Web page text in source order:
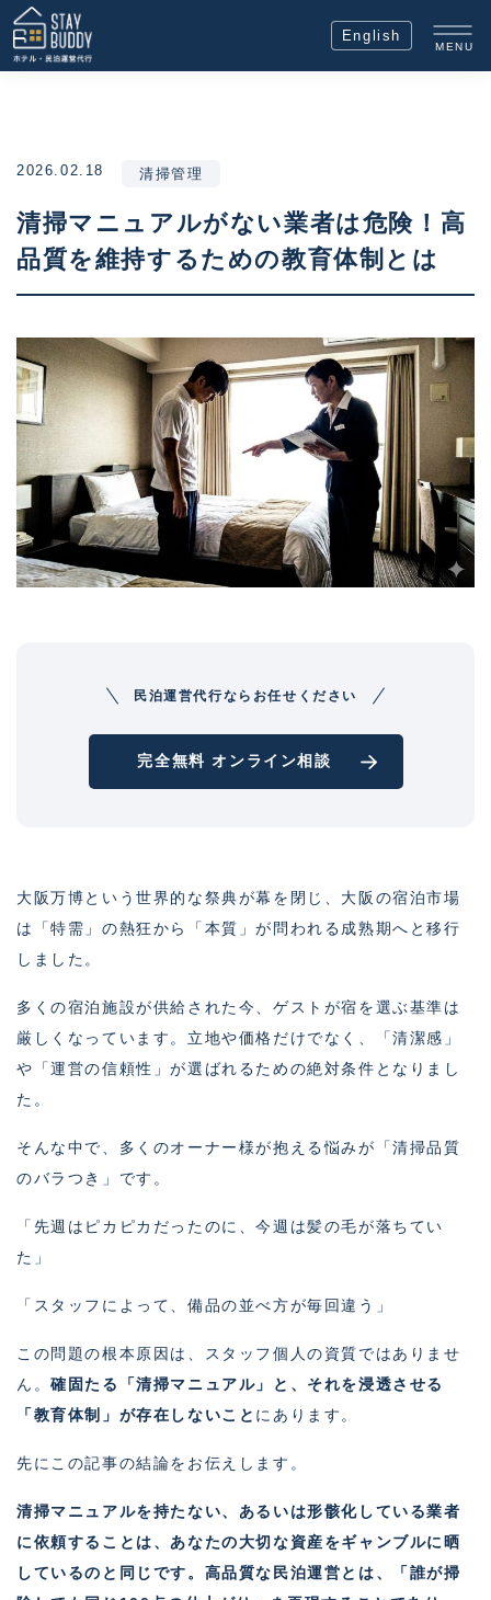
English
MENU
2026.02.18 清掃管理
清掃マニュアルがない業者は危険！高
品質を維持するための教育体制とは
民泊運営代行ならお任せください
完全無料 オンライン相談
大阪万博という世界的な祭典が幕を閉じ、大阪の宿泊市場
は「特需」の熱狂から「本質」が問われる成熟期へと移行
しました。
多くの宿泊施設が供給された今、ゲストが宿を選ぶ基準は
厳しくなっています。立地や価格だけでなく、「清潔感」
や「運営の信頼性」が選ばれるための絶対条件となりまし
た。
そんな中で、多くのオーナー様が抱える悩みが「清掃品質
のバラつき」です。
「先週はピカピカだったのに、今週は髪の毛が落ちてい
た」
「スタッフによって、備品の並べ方が毎回違う」
この問題の根本原因は、スタッフ個人の資質ではありませ
ん。確固たる「清掃マニュアル」と、それを浸透させる
「教育体制」が存在しないこと にあります。
先にこの記事の結論をお伝えします。
清掃マニュアルを持たない、あるいは形骸化している業者
に依頼することは、あなたの大切な資産をギャンブルに晒
しているのと同じです。高品質な民泊運営とは、「誰が掃